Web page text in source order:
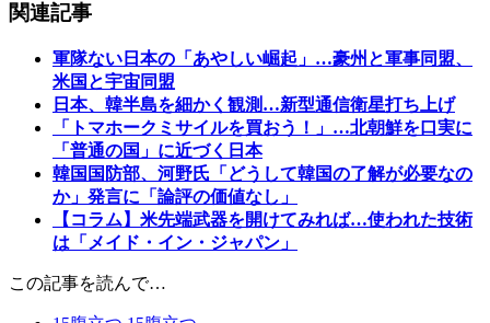
関連記事
軍隊ない日本の「あやしい崛起」…豪州と軍事同盟、
米国と宇宙同盟
日本、韓半島を細かく観測…新型通信衛星打ち上げ
「トマホークミサイルを買おう！」…北朝鮮を口実に
「普通の国」に近づく日本
韓国国防部、河野氏「どうして韓国の了解が必要なの
か」発言に「論評の価値なし」
【コラム】米先端武器を開けてみれば…使われた技術
は「メイド・イン・ジャパン」
この記事を読んで…